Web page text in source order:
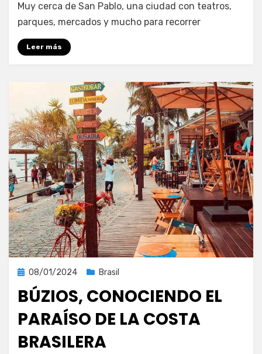
Muy cerca de San Pablo, una ciudad con teatros,
parques, mercados y mucho para recorrer
Leer más
Publicada
08/01/2024 Brasil
BÚZIOS, CONOCIENDO EL
PARAÍSO DE LA COSTA
BRASILERA